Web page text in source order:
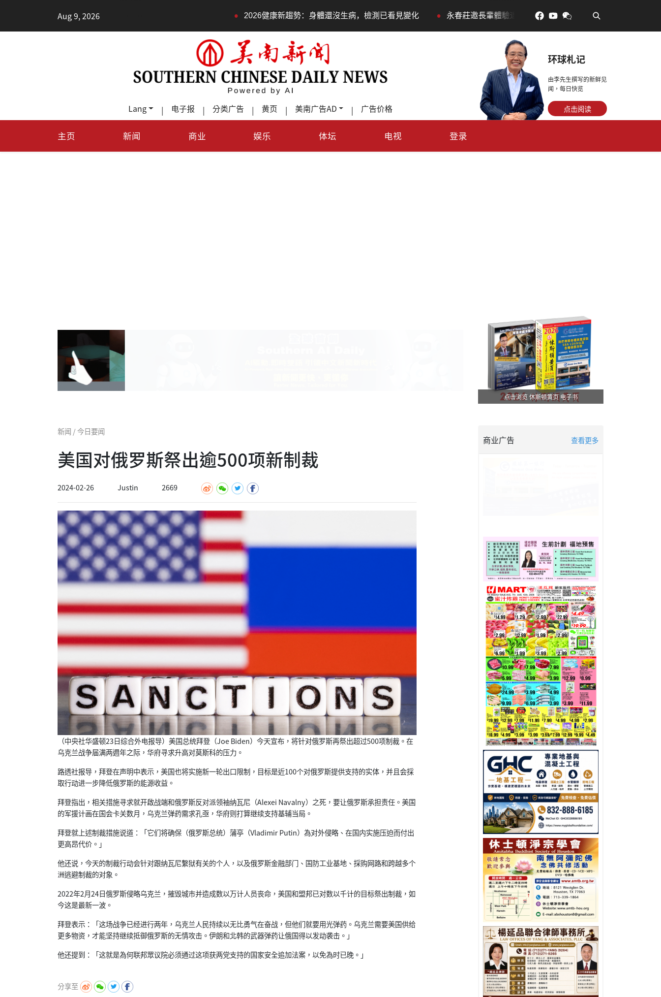
Aug 9, 2026 2026健康新趨勢：身體還沒生病，檢測已看見變化 • 永春莊邀長輩體驗退休新生活，訂金放得多，月租省更多！
Lang | 电子报 | 分类广告 | 黄页 | 美南广告AD | 广告价格
环球札记
由李先生撰写的新鲜见
闻，每日快览
点击阅读
主页 新闻 商业 娱乐 体坛 电视 登录
点击浏览 休斯顿黄页 电子书
新闻 / 今日要闻
美国对俄罗斯祭出逾500项新制裁
2024-02-26 Justin 2669
（中央社华盛顿23日综合外电报导）美国总统拜登（Joe Biden）今天宣布，将针对俄罗斯再祭出超过500项制裁。在
乌克兰战争届满两週年之际，华府寻求升高对莫斯科的压力。
路透社报导，拜登在声明中表示，美国也将实施新一轮出口限制， 目标是近100个对俄罗斯提供支持的实体， 并且会採
取行动进一步降低俄罗斯的能源收益。
拜登指出，相关措施寻求就开啟战端和俄罗斯反对派领袖纳瓦尼（Alexei Navalny）之死，要让俄罗斯承担责任。美国
的军援计画在国会卡关数月，乌克兰弹药需求孔亟， 华府则打算继续支持基辅当局。
拜登就上述制裁措施说道：「它们将确保（俄罗斯总统）蒲亭（Vladimir Putin）為对外侵略、在国内实施压迫而付出
更高昂代价。」
他还说，今天的制裁行动会针对跟纳瓦尼繫狱有关的个人， 以及俄罗斯金融部门、国防工业基地、 採购网路和跨越多个
洲逃避制裁的对象。
2022年2月24日俄罗斯侵略乌克兰， 摧毁城巿并造成数以万计人员丧命， 美国和盟邦已对数以千计的目标祭出制裁，如
今这是最新一波。
拜登表示：「这场战争已经进行两年， 乌克兰人民持续以无比勇气在奋战，但他们就要用光弹药。乌克兰需要美国供给
更多物资， 才能坚持继续抵御俄罗斯的无情攻击。伊朗和北韩的武器弹药让俄国得以发动袭击。」
他还提到：「这就是為何联邦眾议院必须通过这项获两党支持的国家安全追加法案 ，以免為时已晚。」
分享至
商业广告 查看更多